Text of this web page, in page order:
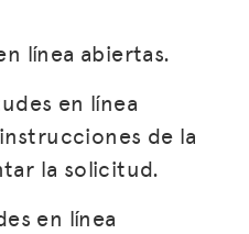
línea abiertas.
en línea
de la
la solicitud.
en línea